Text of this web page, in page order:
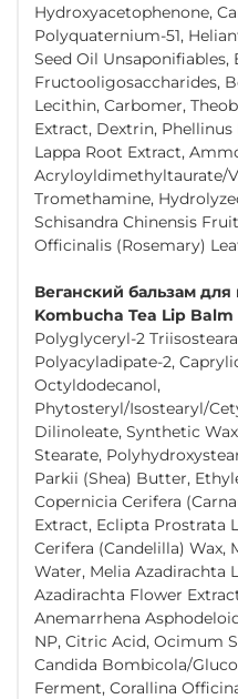
Hydroxyacetophenone,
Polyquaternium-51,
Seed Oil
Fructooligosaccharides,
Lecithin, Carbomer,
Extract, Dextrin,
Lappa Root Extract,
Acryloyldimethyltaurate/
Tromethamine,
Schisandra Chinensis
Officinalis (Rosemary)
Веганский бальзам
Kombucha Tea Lip Balm
Polyglyceryl-2
Polyacyladipate-2,
Octyldodecanol,
Phytosteryl/Isostearyl/
Dilinoleate, Synthetic
Stearate,
Parkii (Shea) Butter,
Copernicia Cerifera
Extract, Eclipta Prostrata
Cerifera (Candelilla) Wax,
Water, Melia Azadirachta
Azadirachta Flower
Anemarrhena
NP, Citric Acid, Ocimum
Candida Bombicola/
Ferment, Corallina